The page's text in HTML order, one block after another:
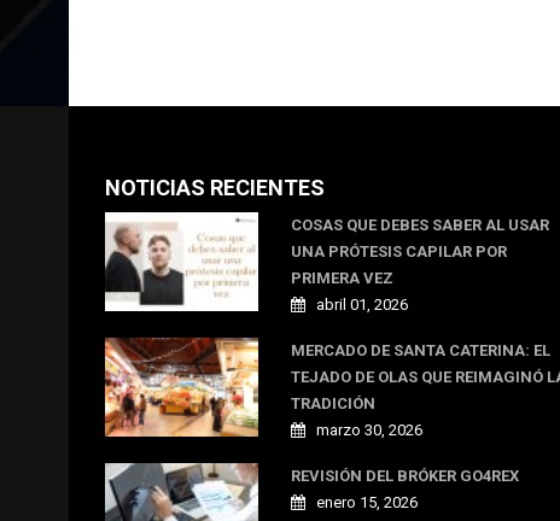
NOTICIAS RECIENTES
COSAS QUE DEBES SABER AL USAR
UNA PRÓTESIS CAPILAR POR
PRIMERA VEZ
abril 01, 2026
MERCADO DE SANTA CATERINA: EL
TEJADO DE OLAS QUE REIMAGINÓ
TRADICIÓN
marzo 30, 2026
REVISIÓN DEL BRÓKER GO4REX
enero 15, 2026